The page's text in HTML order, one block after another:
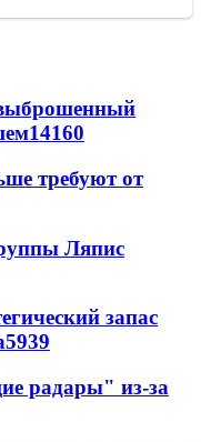
14160
требуют от
Ляпис
запас
5939
радары" из-за